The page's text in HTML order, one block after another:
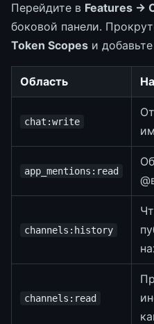
Перейдите в Features →
боковой панели.
Token Scopes и
Область
chat:write
app_mentions:read
channels:history
channels:read